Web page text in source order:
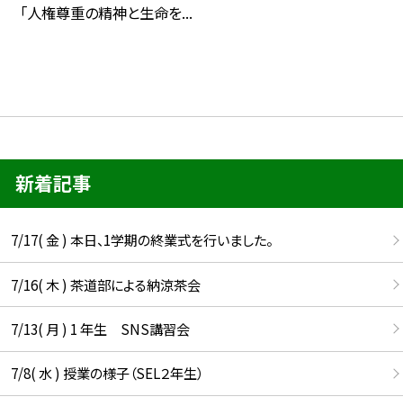
「人権尊重の精神と生命を...
新着記事
7/17( 金 ) 本日、1学期の終業式を行いました。
7/16( 木 ) 茶道部による納涼茶会
7/13( 月 ) 1 年生 SNS講習会
7/8( 水 ) 授業の様子（SEL２年生）